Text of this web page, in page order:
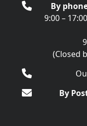
By
9:00 –
(Closed
By